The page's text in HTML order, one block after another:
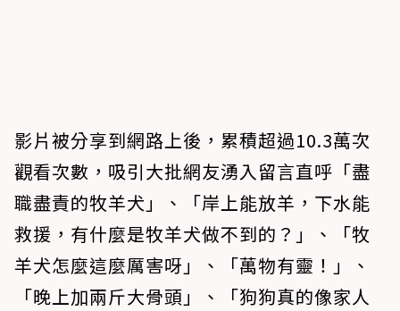
影片被分享到網路上後，累積超過10.3萬次
觀看次數，吸引大批網友湧入留言直呼「盡
職盡責的牧羊犬」、「岸上能放羊，下水能
救援，有什麼是牧羊犬做不到的？」、「牧
羊犬怎麼這麼厲害呀」、「萬物有靈！」、
「晚上加兩斤大骨頭」、「狗狗真的像家人